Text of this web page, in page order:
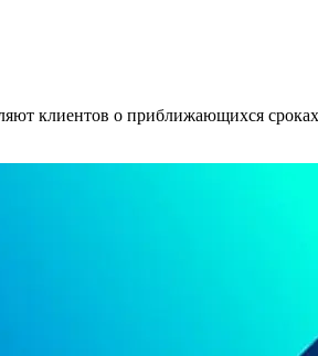
клиентов о приближающихся